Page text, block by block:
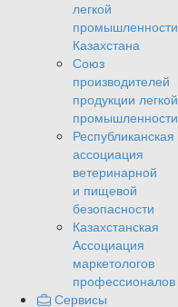
легкой
промышленности
Казахстана
Союз
производителей
продукции легкой
промышленности
Республиканская
ассоциация
ветеринарной
и пищевой
безопасности
Казахстанская
Ассоциация
маркетологов
профессионалов
Сервисы